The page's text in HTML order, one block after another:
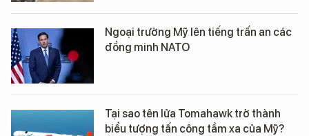
Ngoại trưởng Mỹ lên tiếng trấn an các
đồng minh NATO
Tại sao tên lửa Tomahawk trở thành
biểu tượng tấn công tầm xa của Mỹ?